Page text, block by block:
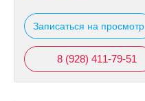
Записаться на просмотр
8 (928) 411-79-51